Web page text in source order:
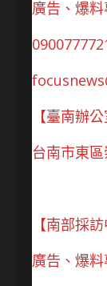
廣告、爆料
【臺南辦公
台南市東
【南部採訪
廣告、爆料